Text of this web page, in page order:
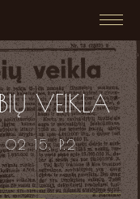
VEIKLA
02 15. P.2